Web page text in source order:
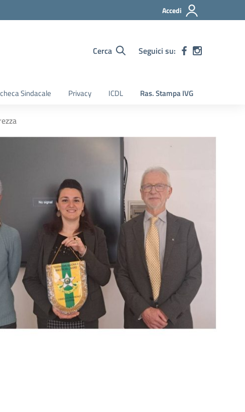
Accedi
Cerca Seguici su:
Sindacale Privacy ICDL Ras. Stampa IVG